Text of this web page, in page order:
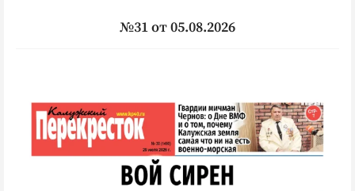
Бренд года№31 от 05.08.2026